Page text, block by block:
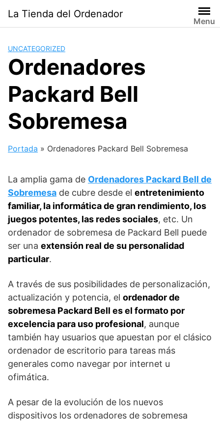
contenido
La Tienda del Ordenador
Menu
UNCATEGORIZED
Ordenadores
Packard Bell
Sobremesa
Portada » Ordenadores Packard Bell Sobremesa
La amplia gama de Ordenadores Packard Bell de
Sobremesa de cubre desde el entretenimiento
familiar, la informática de gran rendimiento, los
juegos potentes, las redes sociales, etc. Un
ordenador de sobremesa de Packard Bell puede
ser una extensión real de su personalidad
particular.
A través de sus posibilidades de personalización,
actualización y potencia, el ordenador de
sobremesa Packard Bell es el formato por
excelencia para uso profesional, aunque
también hay usuarios que apuestan por el clásico
ordenador de escritorio para tareas más
generales como navegar por internet u
ofimática.
A pesar de la evolución de los nuevos
dispositivos los ordenadores de sobremesa